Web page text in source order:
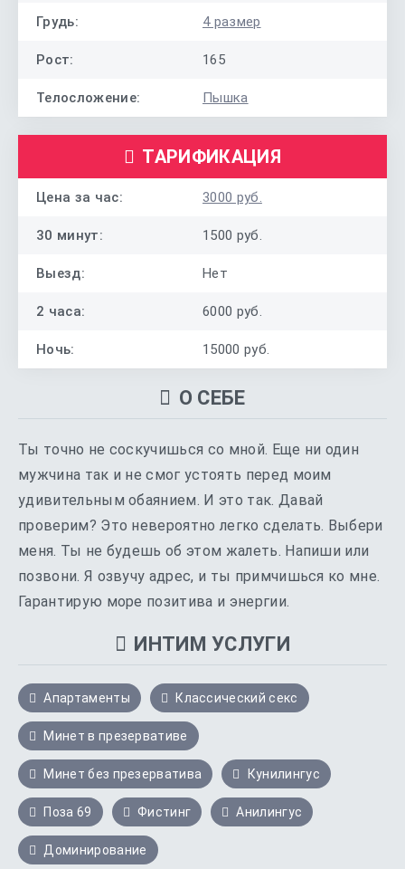
Грудь: 4 размер
Рост: 165
Телосложение: Пышка
ТАРИФИКАЦИЯ
Цена за час: 3000 руб.
30 минут: 1500 руб.
Выезд: Нет
2 часа: 6000 руб.
Ночь: 15000 руб.
О СЕБЕ
Ты точно не соскучишься со мной. Еще ни один
мужчина так и не смог устоять перед моим
удивительным обаянием. И это так. Давай
проверим? Это невероятно легко сделать. Выбери
меня. Ты не будешь об этом жалеть. Напиши или
позвони. Я озвучу адрес, и ты примчишься ко мне.
Гарантирую море позитива и энергии.
ИНТИМ УСЛУГИ
Апартаменты Классический секс
Минет в презервативе
Минет без презерватива Кунилингус
Поза 69 Фистинг Анилингус
Доминирование